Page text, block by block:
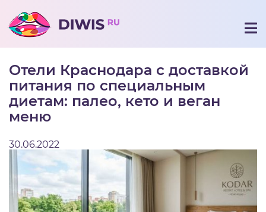
Отели Краснодара с доставкой
питания по специальным
диетам: палео, кето и веган
меню
30.06.2022